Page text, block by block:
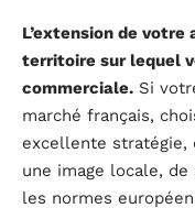
L’extension de
territoire sur lequel
commerciale. Si
marché français,
excellente
une image locale,
les normes